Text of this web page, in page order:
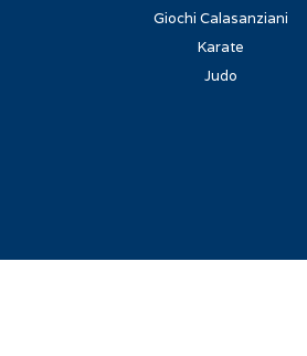
Giochi Calasanziani
Karate
Judo